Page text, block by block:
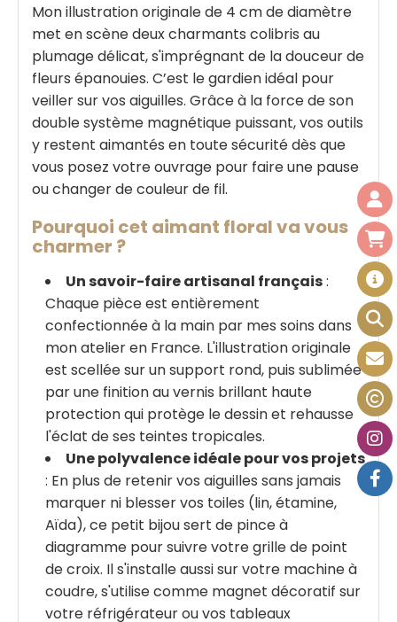
Mon illustration originale de 4 cm de diamètre
met en scène deux charmants colibris au
plumage délicat, s'imprégnant de la douceur de
fleurs épanouies. C’est le gardien idéal pour
veiller sur vos aiguilles. Grâce à la force de son
double système magnétique puissant, vos outils
y restent aimantés en toute sécurité dès que
vous posez votre ouvrage pour faire une pause
ou changer de couleur de fil.
Pourquoi cet aimant floral va vous
charmer ?
Un savoir-faire artisanal français:
Chaque pièce est entièrement
confectionnée à la main par mes soins dans
mon atelier en France. L'illustration originale
est scellée sur un support rond, puis sublimée
par une finition au vernis brillant haute
protection qui protège le dessin et rehausse
l'éclat de ses teintes tropicales.
Une polyvalence idéale pour vos projets
: En plus de retenir vos aiguilles sans jamais
marquer ni blesser vos toiles (lin, étamine,
Aïda), ce petit bijou sert de pince à
diagramme pour suivre votre grille de point
de croix. Il s'installe aussi sur votre machine à
coudre, s'utilise comme magnet décoratif sur
votre réfrigérateur ou vos tableaux